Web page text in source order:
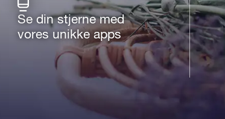
Se din stjerne med
vores unikke apps